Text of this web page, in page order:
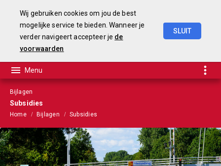
Wij gebruiken cookies om jou de best
mogelijke service te bieden. Wanneer je
verder navigeert accepteer je de
voorwaarden
SLUIT
Bijlagen
Subsidies
Home Bijlagen Subsidies